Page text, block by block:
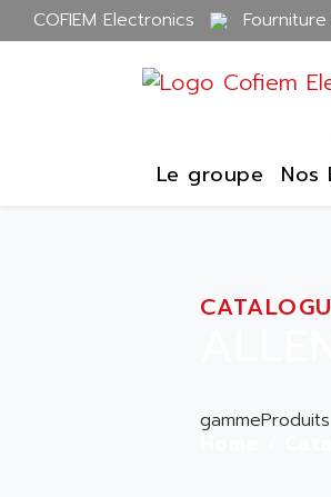
COFIEM Electronics
Le groupe Nos
gammeProduits